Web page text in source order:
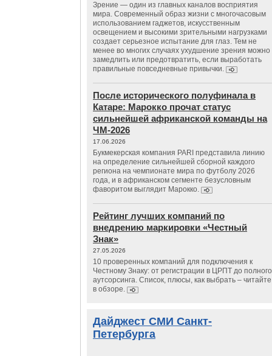
Зрение — один из главных каналов восприятия
мира. Современный образ жизни с многочасовым
использованием гаджетов, искусственным
освещением и высокими зрительными нагрузками
создает серьезное испытание для глаз. Тем не
менее во многих случаях ухудшение зрения можно
замедлить или предотвратить, если выработать
правильные повседневные привычки.
После исторического полуфинала в
Катаре: Марокко прочат статус
сильнейшей африканской команды на
ЧМ-2026
17.06.2026
Букмекерская компания PARI представила линию
на определение сильнейшей сборной каждого
региона на чемпионате мира по футболу 2026
года, и в африканском сегменте безусловным
фаворитом выглядит Марокко.
Рейтинг лучших компаний по
внедрению маркировки «Честный
Знак»
27.05.2026
10 проверенных компаний для подключения к
Честному Знаку: от регистрации в ЦРПТ до полного
аутсорсинга. Список, плюсы, как выбрать – читайте
в обзоре.
Дайджест СМИ Санкт-
Петербурга